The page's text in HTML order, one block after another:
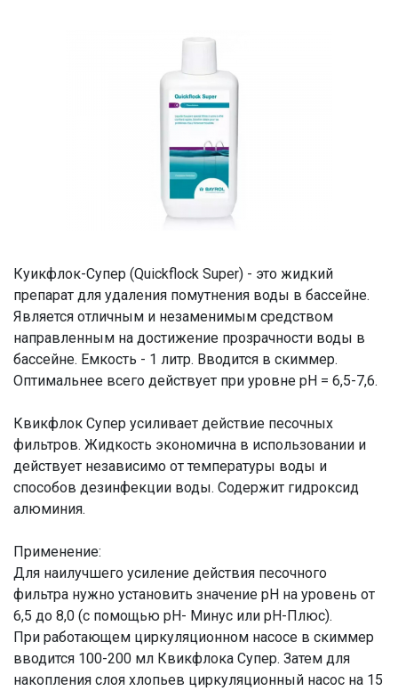
Куикфлок-Супер (Quickflock Super) - это жидкий
препарат для удаления помутнения воды в бассейне.
Является отличным и незаменимым средством
направленным на достижение прозрачности воды в
бассейне. Емкость - 1 литр. Вводится в скиммер.
Оптимальнее всего действует при уровне pH = 6,5-7,6.
Квикфлок Супер усиливает действие песочных
фильтров. Жидкость экономична в использовании и
действует независимо от температуры воды и
способов дезинфекции воды. Содержит гидроксид
алюминия.
Применение:
Для наилучшего усиление действия песочного
фильтра нужно установить значение pH на уровень от
6,5 до 8,0 (с помощью pH- Минус или pH-Плюс).
При работающем циркуляционном насосе в скиммер
вводится 100-200 мл Квикфлока Супер. Затем для
накопления слоя хлопьев циркуляционный насос на 15